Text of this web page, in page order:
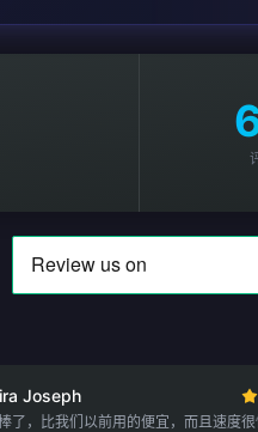
Joseph
了，比我们以前用的便宜，而且速度很